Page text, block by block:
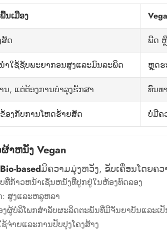
ນເມືອງ
ສັດ ພືດ
າໃຊ້ຊັບພະຍາກອນສູງແລະມົນລະພິດ ຫຼຸດຮ
ນ, ແຕ່ຕ້ອງການບໍາລຸງຮັກສາ ທົນທ
ອງກັບການໂຫດຮ້າຍສັດ ບໍ່ມີຄ
າຫນັງ Vegan
basedມີຄວາມມຸ່ງຫວັງ, ຂັບເຄື່ອນໂດຍຄ
ທີ່ກ້າວຫນ້າເຊັ່ນຫນັງທີ່ປູກຢູ່ໃນຫ້ອງທົດລອງ
ສູງແລະຫລູຫລາ
ຜູ້ບໍລິໂພກສໍາລັບຜະລິດຕະພັນທີ່ມີຈັນຍາບັນແລະເ
ຈ່າຍແລະການປັບປຸງໂຄງສ້າງ